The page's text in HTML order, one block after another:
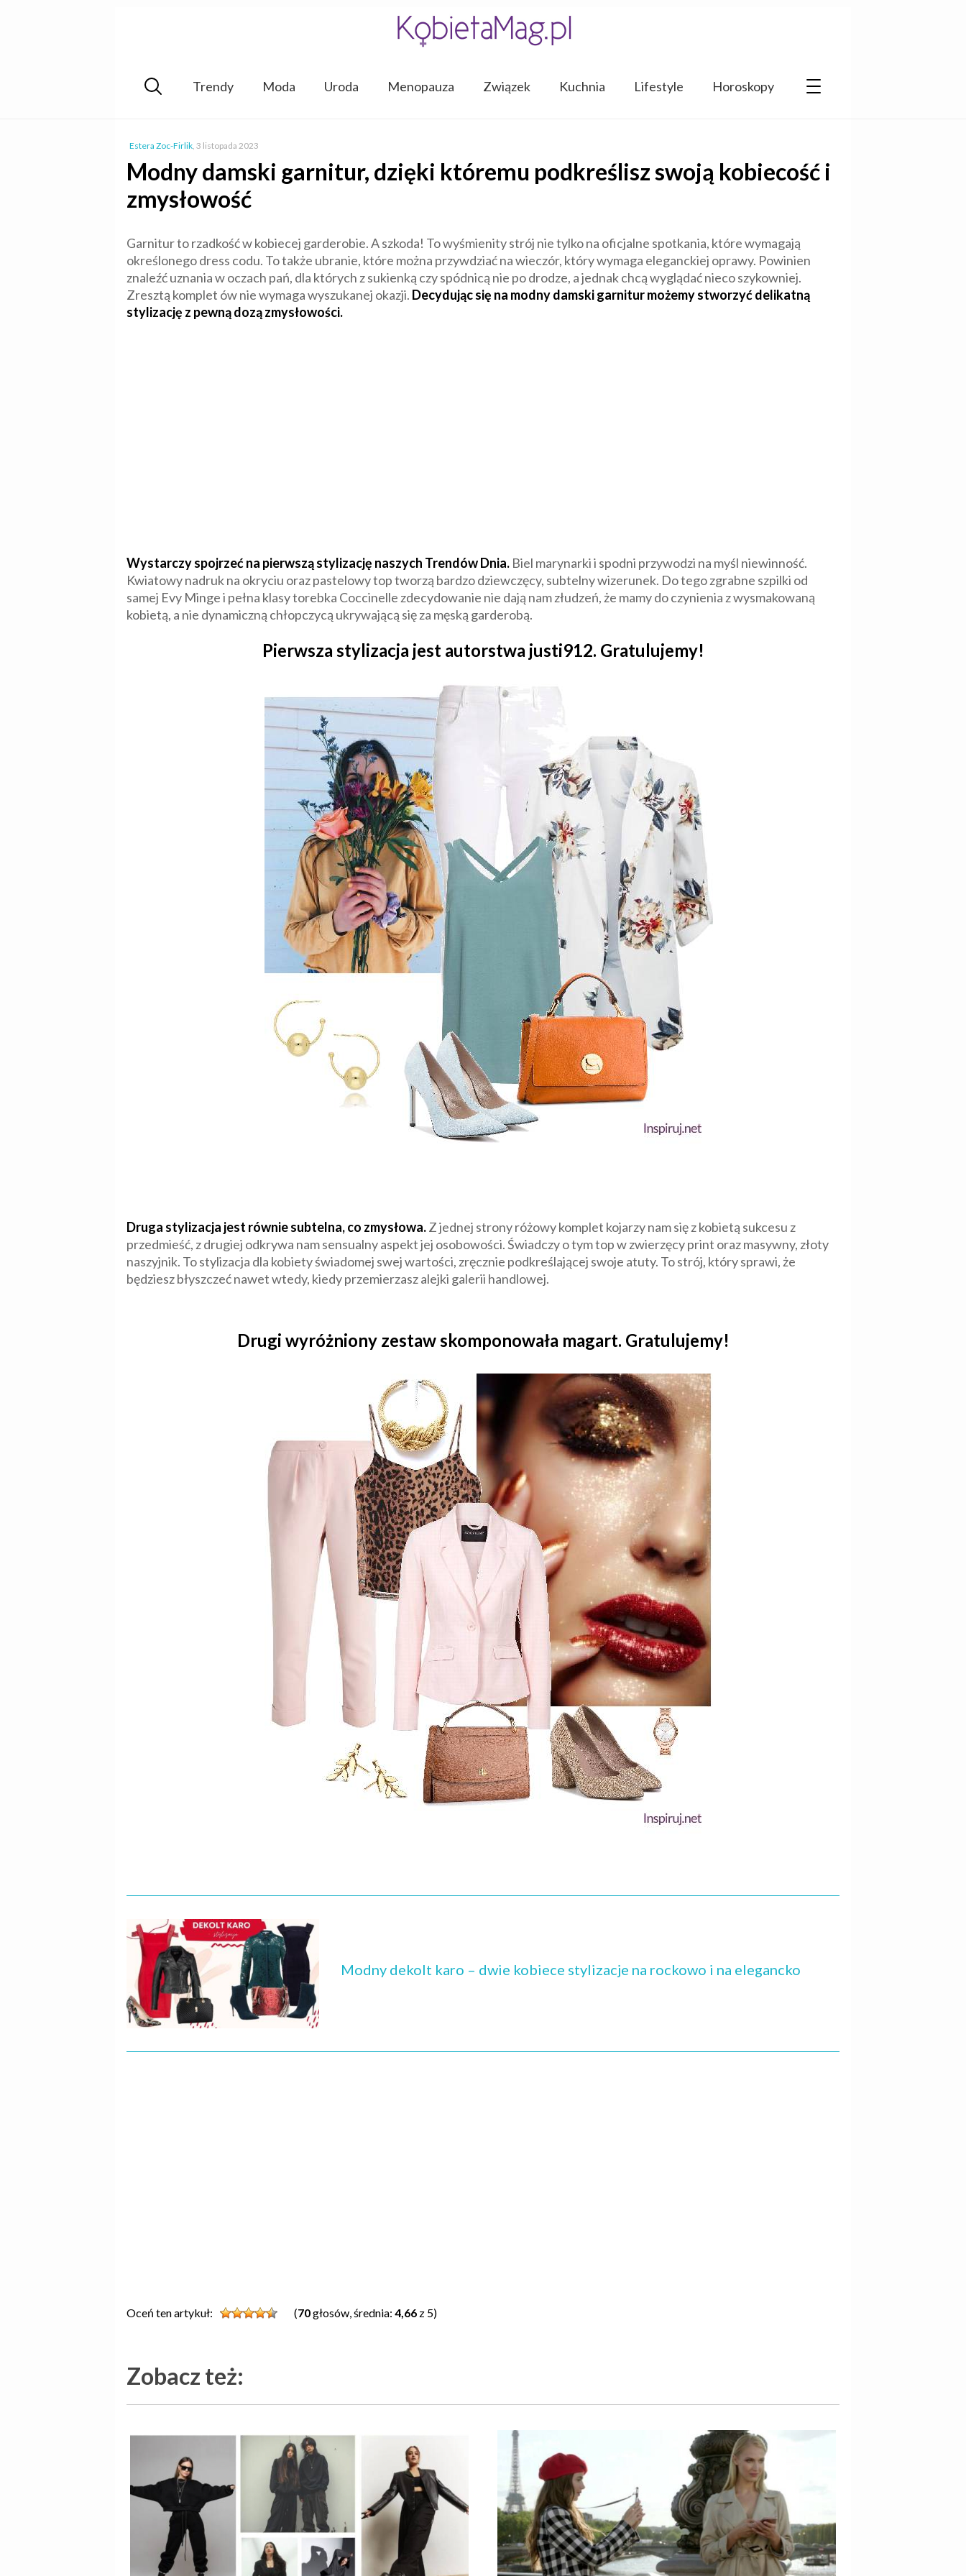
Trendy Moda Uroda Menopauza Związek Kuchnia Lifestyle Horoskopy
Estera Zoc-Firlik, 3 listopada 2023
Modny damski garnitur, dzięki któremu podkreślisz swoją kobiecość i
zmysłowość
Garnitur to rzadkość w kobiecej garderobie. A szkoda! To wyśmienity strój nie tylko na oficjalne spotkania, które wymagają
określonego dress codu. To także ubranie, które można przywdziać na wieczór, który wymaga eleganckiej oprawy. Powinien
znaleźć uznania w oczach pań, dla których z sukienką czy spódnicą nie po drodze, a jednak chcą wyglądać nieco szykowniej.
Zresztą komplet ów nie wymaga wyszukanej okazji. Decydując się na modny damski garnitur możemy stworzyć delikatną
stylizację z pewną dozą zmysłowości.
Wystarczy spojrzeć na pierwszą stylizację naszych Trendów Dnia. Biel marynarki i spodni przywodzi na myśl niewinność.
Kwiatowy nadruk na okryciu oraz pastelowy top tworzą bardzo dziewczęcy, subtelny wizerunek. Do tego zgrabne szpilki od
samej Evy Minge i pełna klasy torebka Coccinelle zdecydowanie nie dają nam złudzeń, że mamy do czynienia z wysmakowaną
kobietą, a nie dynamiczną chłopczycą ukrywającą się za męską garderobą.
Pierwsza stylizacja jest autorstwa justi912. Gratulujemy!
Druga stylizacja jest równie subtelna, co zmysłowa.Z jednej strony różowy komplet kojarzy nam się z kobietą sukcesu z
przedmieść, z drugiej odkrywa nam sensualny aspekt jej osobowości. Świadczy o tym top w zwierzęcy print oraz masywny, złoty
naszyjnik. To stylizacja dla kobiety świadomej swej wartości, zręcznie podkreślającej swoje atuty. To strój, który sprawi, że
będziesz błyszczeć nawet wtedy, kiedy przemierzasz alejki galerii handlowej.
Drugi wyróżniony zestaw skomponowała magart. Gratulujemy!
Modny dekolt karo – dwie kobiece stylizacje na rockowo i na elegancko
Oceń ten artykuł: (70głosów, średnia: 4,66 z 5)
Zobacz też: